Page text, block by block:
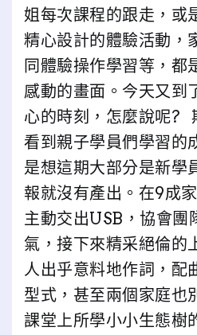
姐每次課程的跟走，或
精心設計的體驗活動，
同體驗操作學習等，都
感動的畫面。今天又到
心的時刻，怎麼說呢?
看到親子學員們學習的
是想這期大部分是新學
報就沒有產出。在9成
主動交出USB，協會團
氣，接下來精采絕倫的
人出乎意料地作詞，配
型式，甚至兩個家庭也
課堂上所學小小生態樹